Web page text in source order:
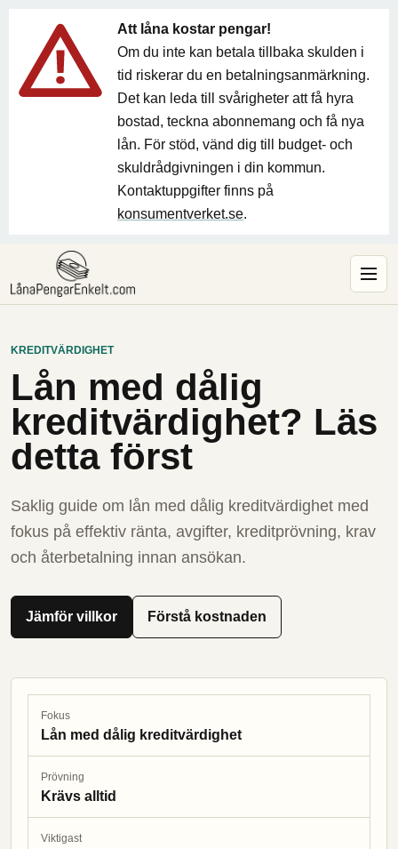
Att låna kostar pengar!
Om du inte kan betala tillbaka skulden i
tid riskerar du en betalningsanmärkning.
Det kan leda till svårigheter att få hyra
bostad, teckna abonnemang och få nya
lån. För stöd, vänd dig till budget- och
skuldrådgivningen i din kommun.
Kontaktuppgifter finns på
konsumentverket.se.
KREDITVÄRDIGHET
Lån med dålig
kreditvärdighet? Läs
detta först
Saklig guide om lån med dålig kreditvärdighet med
fokus på effektiv ränta, avgifter, kreditprövning, krav
och återbetalning innan ansökan.
Jämför villkor Förstå kostnaden
Fokus
Lån med dålig kreditvärdighet
Prövning
Krävs alltid
Viktigast